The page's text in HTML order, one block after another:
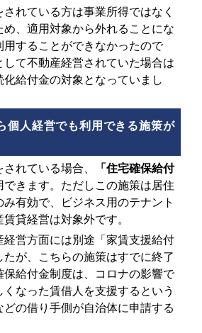
れている方は事業所得ではなく
、適用対象から外れることにな
用することができなかったので
て不動産経営されていた場合は
給付金の対象となっていまし
個人経営でも利用できる施策が
れている場合、
「住宅確保給付
きます。ただしこの施策は居住
有効で、ビジネス用のテナント
貸経営は対象外です。
経営方面には別途「家賃支援給付
が、こちらの施策はすでに終了
保給付金制度は、コロナの影響で
なった賃借人を支援するという
の借り手側が自治体に申請する